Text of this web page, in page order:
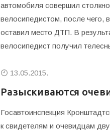
автомобиля совершил
велосипедистом, после
оставил место ДТП. В
велосипедист получил
13.05.2015.
Разыскиваются
Госавтоинспекция
к свидетелям и очевидцам